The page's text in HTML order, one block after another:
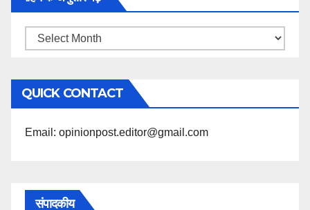
महिने
अनुसार
पढ़ें
QUICK CONTACT
Email: opinionpost.editor@gmail.com
संपादकीय